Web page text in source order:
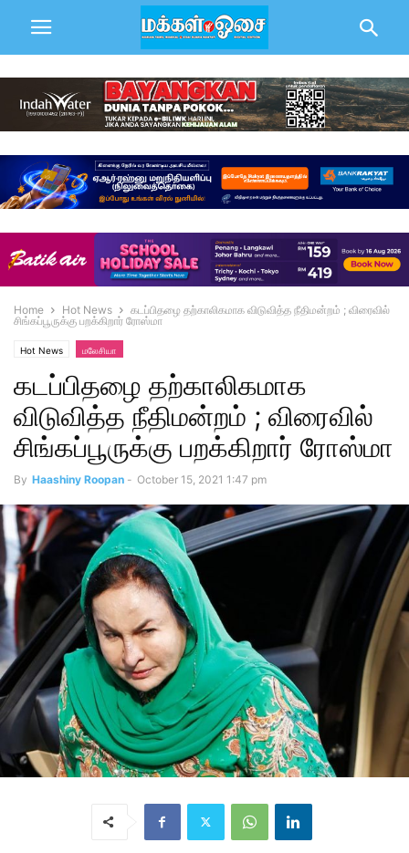
Home Hot News
கடப்பிதழை தற்காலிகமாக விடுவித்த நீதிமன்றம் ; விரைவில்
சிங்கப்பூருக்கு பறக்கிறார் ரோஸ்மா
Hot News மலேசியா
கடப்பிதழை தற்காலிகமாக
விடுவித்த நீதிமன்றம் ; விரைவில்
சிங்கப்பூருக்கு பறக்கிறார் ரோஸ்மா
By Haashiny Roopan - October 15, 2021 1:47 pm